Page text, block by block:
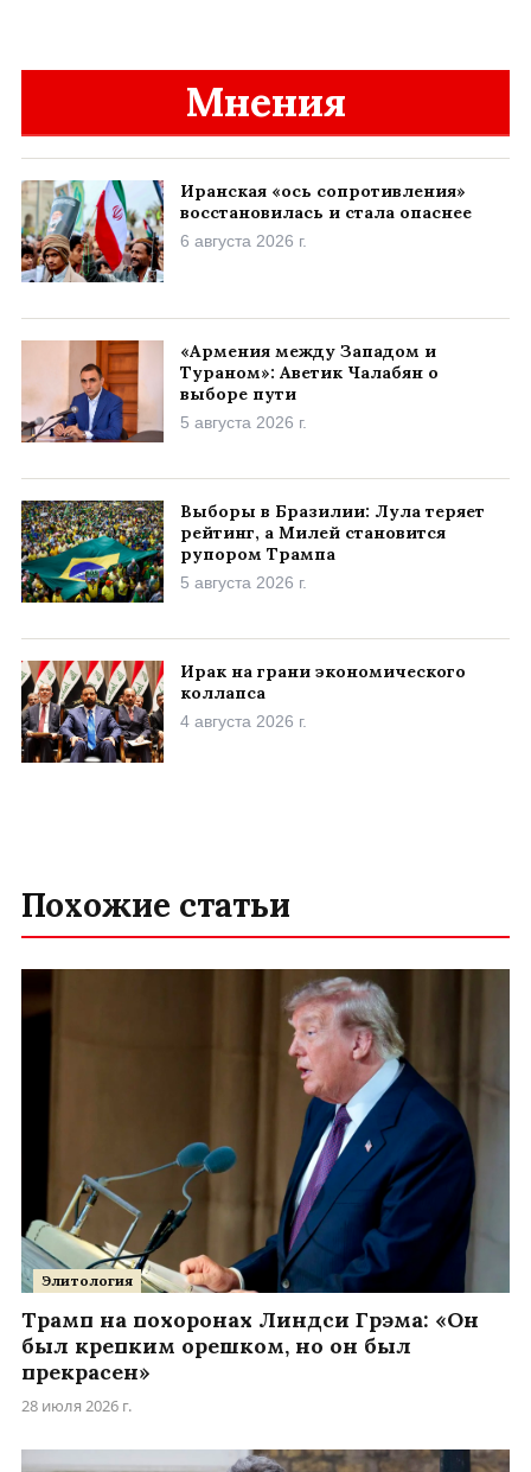
Мнения
Иранская «ось сопротивления»
восстановилась и стала опаснее
6 августа 2026 г.
«Армения между Западом и
Тураном»: Аветик Чалабян о
выборе пути
5 августа 2026 г.
Выборы в Бразилии: Лула теряет
рейтинг, а Милей становится
рупором Трампа
5 августа 2026 г.
Ирак на грани экономического
коллапса
4 августа 2026 г.
Похожие статьи
Элитология
Трамп на похоронах Линдси Грэма: «Он
был крепким орешком, но он был
прекрасен»
28 июля 2026 г.